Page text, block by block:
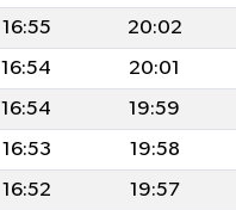
16:55 20:02
16:54 20:01
16:54 19:59
16:53 19:58
16:52 19:57